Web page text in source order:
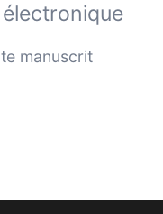
manuscrit